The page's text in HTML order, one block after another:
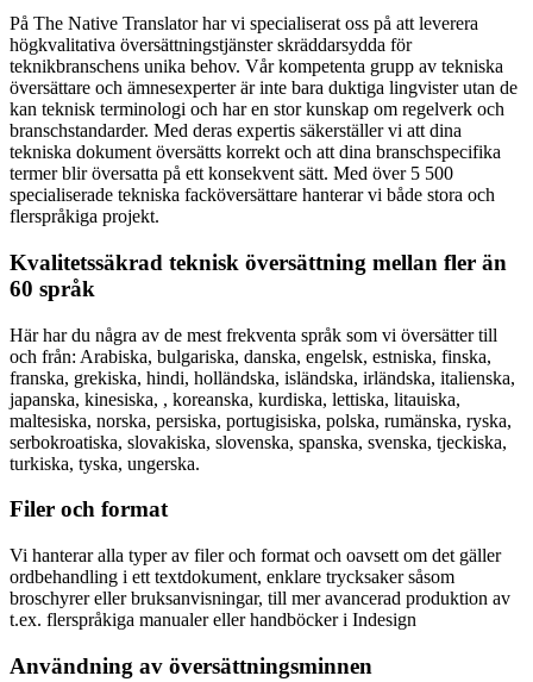
På The Native Translator har vi specialiserat oss på att leverera
högkvalitativa översättningstjänster skräddarsydda för
teknikbranschens unika behov. Vår kompetenta grupp av tekniska
översättare och ämnesexperter är inte bara duktiga lingvister utan de
kan teknisk terminologi och har en stor kunskap om regelverk och
branschstandarder. Med deras expertis säkerställer vi att dina
tekniska dokument översätts korrekt och att dina branschspecifika
termer blir översatta på ett konsekvent sätt. Med över 5 500
specialiserade tekniska facköversättare hanterar vi både stora och
flerspråkiga projekt.
Kvalitetssäkrad teknisk översättning mellan fler än
60 språk
Här har du några av de mest frekventa språk som vi översätter till
och från: Arabiska, bulgariska, danska, engelsk, estniska, finska,
franska, grekiska, hindi, holländska, isländska, irländska, italienska,
japanska, kinesiska, , koreanska, kurdiska, lettiska, litauiska,
maltesiska, norska, persiska, portugisiska, polska, rumänska, ryska,
serbokroatiska, slovakiska, slovenska, spanska, svenska, tjeckiska,
turkiska, tyska, ungerska.
Filer och format
Vi hanterar alla typer av filer och format och oavsett om det gäller
ordbehandling i ett textdokument, enklare trycksaker såsom
broschyrer eller bruksanvisningar, till mer avancerad produktion av
t.ex. flerspråkiga manualer eller handböcker i Indesign
Användning av översättningsminnen